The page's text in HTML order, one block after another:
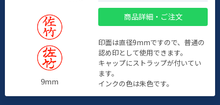
9mm
商品詳細・ご注文
印面は直径9mmですので、普通の
認め印として使用できます。
キャップにストラップが付いてい
ます。
インクの色は朱色です。